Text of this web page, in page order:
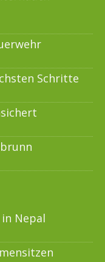
Schritte
Nepal